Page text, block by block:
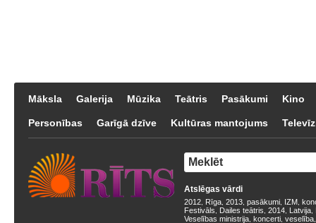
Māksla Galerija Mūzika Teātris Pasākumi Kino
Personības Garīgā dzīve Kultūras mantojums
Atslēgas vārdi
2012 Rīga 2013 pasākumi IZM
Festivāls
Dailes teātris 2014 Latvija
Veselības ministrija koncerti veselība